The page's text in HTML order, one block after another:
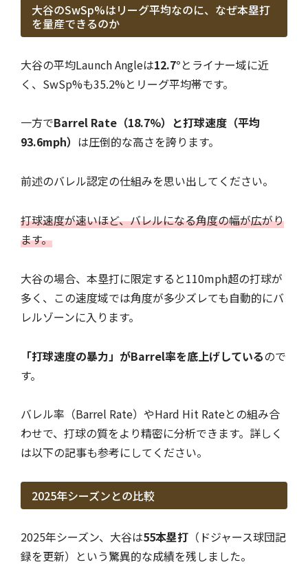
大谷のSwSp%はリーグ平均なのに、なぜ本塁打
を量産できるのか
大谷の平均Launch Angleは12.7°とライナー域に近
く、SwSp%も35.2%とリーグ平均帯です。
一方でBarrel Rate（18.7%）と打球速度（平均
93.6mph） は圧倒的な高さを誇ります。
前述のバレル認定の仕組みを思い出してください。
打球速度が速いほど、バレルになる角度の幅が広がり
ます。
大谷の場合、本塁打に限定すると110mph超の打球が
多く、この速度域では角度が多少ズレても自動的にバ
レルゾーンに入ります。
「打球速度の暴力」がBarrel率を底上げしているので
す。
バレル率（Barrel Rate）やHard Hit Rateとの組み合
わせで、打球の質をより精密に分析できます。詳しく
は以下の記事も参考にしてください。
2025年シーズンとの比較
2025年シーズン、大谷は55本塁打 （ドジャース球団記
録を更新）という驚異的な成績を残しました。